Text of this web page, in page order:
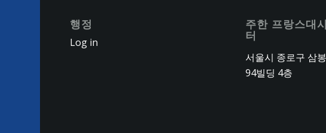
행정
Log in
주한 프랑스대
터
서울시 종로구 삼
94빌딩 4층